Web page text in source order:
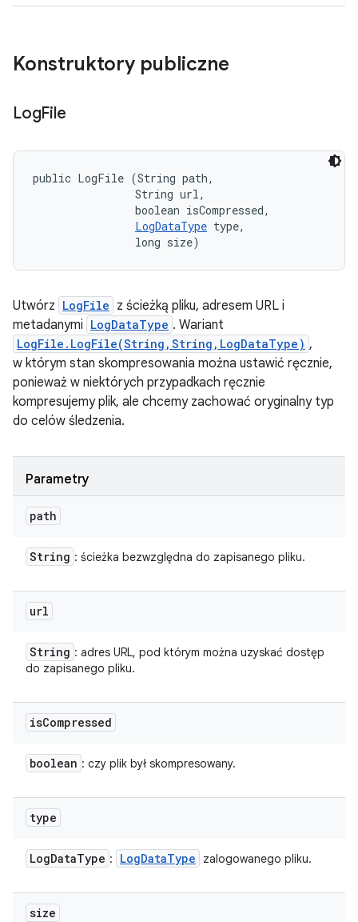
Konstruktory publiczne
LogFile
public LogFile (String path,
                String url,
                boolean isCompressed,
LogDataType type,
                long size)
Utwórz LogFile z ścieżką pliku, adresem URL i
metadanymi LogDataType . Wariant
LogFile.LogFile(String,String,LogDataType) ,
w którym stan skompresowania można ustawić ręcznie,
ponieważ w niektórych przypadkach ręcznie
kompresujemy plik, ale chcemy zachować oryginalny typ
do celów śledzenia.
Parametry
path
String : ścieżka bezwzględna do zapisanego pliku.
url
String : adres URL, pod którym można uzyskać dostęp
do zapisanego pliku.
isCompressed
boolean : czy plik był skompresowany.
type
LogDataType : LogDataType zalogowanego pliku.
size